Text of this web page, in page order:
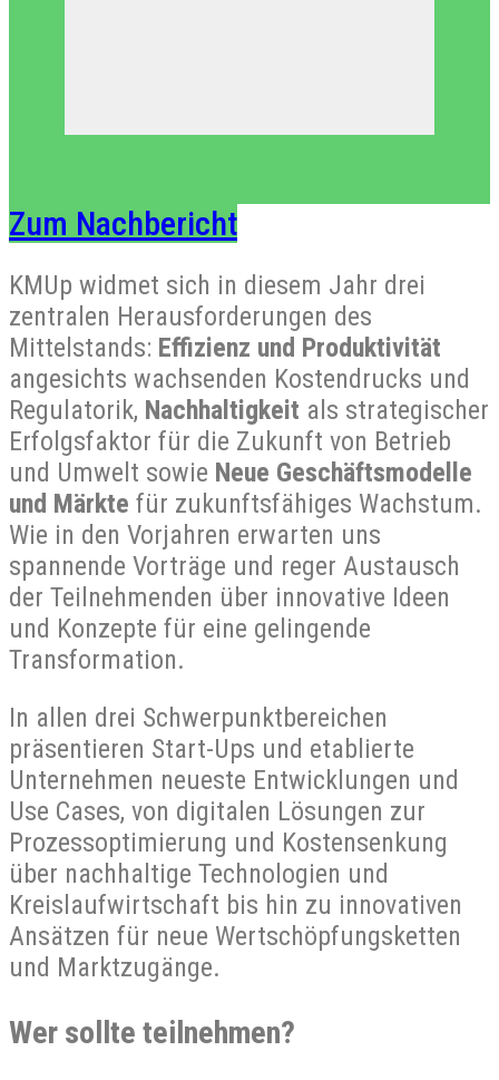
Zum Nachbericht
KMUp widmet sich in diesem Jahr drei
zentralen Herausforderungen des
Mittelstands: Effizienz und Produktivität
angesichts wachsenden Kostendrucks und
Regulatorik, Nachhaltigkeit als strategischer
Erfolgsfaktor für die Zukunft von Betrieb
und Umwelt sowie Neue Geschäftsmodelle
und Märkte für zukunftsfähiges Wachstum.
Wie in den Vorjahren erwarten uns
spannende Vorträge und reger Austausch
der Teilnehmenden über innovative Ideen
und Konzepte für eine gelingende
Transformation.
In allen drei Schwerpunktbereichen
präsentieren Start-Ups und etablierte
Unternehmen neueste Entwicklungen und
Use Cases, von digitalen Lösungen zur
Prozessoptimierung und Kostensenkung
über nachhaltige Technologien und
Kreislaufwirtschaft bis hin zu innovativen
Ansätzen für neue Wertschöpfungsketten
und Marktzugänge.
Wer sollte teilnehmen?